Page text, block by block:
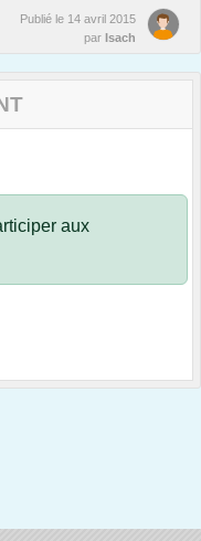
Publié le 14 avril 2015
par Isach
aux